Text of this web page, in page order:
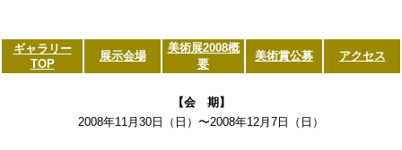
ギャラリー
TOP
展示会場
美術展2008概
要
美術賞公募 アクセス
【会 期】
2008年11月30日（日）〜2008年12月7日（日）